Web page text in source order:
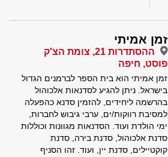
זמן אמיתי
ההסתדרות 21, צומת הצ'ק
פוסט, חיפה
זמן אמיתי הוא בית הספר לברמנים הגדול
בישראל. ניתן להגיע לסדנאות אלכוהול
בהרשמה ליחידים, להזמין סדנא כהפעלה
למסיבת רווקות/ים, ערבי גיבוש לחברות,
ימי הולדת ועוד. הסדנאות מגוונות וכוללות
סדנת אלכוהול, סדנת בירה, סדנת
קוקטיילים, סדנת יין, ועוד. זהו הסניף